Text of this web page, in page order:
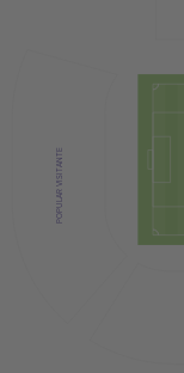
POPULAR VISITANTE